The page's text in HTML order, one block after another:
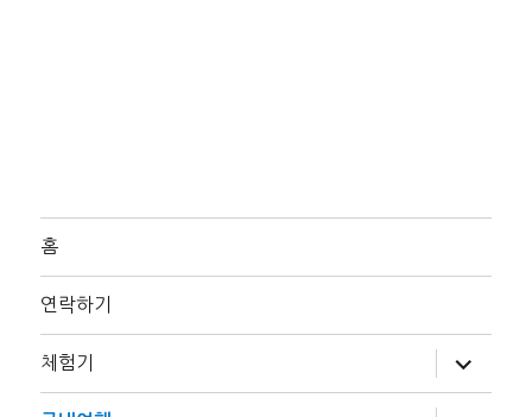
홈
연락하기
체험기
위
메